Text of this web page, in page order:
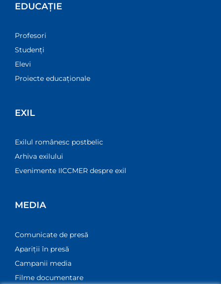
EDUCAȚIE
Profesori
Studenți
Elevi
Proiecte educaționale
EXIL
Exilul românesc postbelic
Arhiva exilului
Evenimente IICCMER despre exil
MEDIA
Comunicate de presă
Apariții în presă
Campanii media
Filme documentare